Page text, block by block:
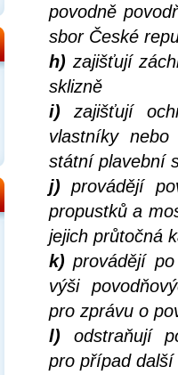
povodně
sbor České
h) zajišťují
sklizně
i) zajišťují
vlastníky
státní plavební
j) provádějí
propustků a
jejich průtočná
k) provádějí
výši
pro zprávu o
l) odstraňují
pro případ další